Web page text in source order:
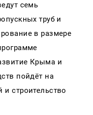
семь
труб и
в размере
Крыма и
пойдёт на
и строительство